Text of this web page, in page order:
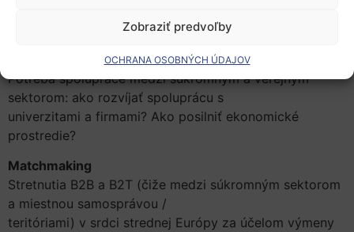
Zobraziť predvoľby
OCHRANA OSOBNÝCH ÚDAJOV
Ako spustiť stratégiu udržateľných inteligentných miest?
zo skúseností v európskom rámci.
Potreba spolupráce medzi súkromným a verejným
sektorom: ako rozvíjať spoluprácu s
univerzitami a firmami? Ako posilniť ekonomické
prostredie?
Matchmaking
Stretnutia B2B a B2T (čiže medzi súkromným sektorom
a miestnou samosprávou /
teritóriami) v srdci strednej Európy za účelom výmeny